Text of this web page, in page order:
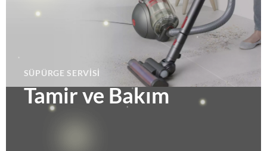
SÜPÜRGE SERVISI
Tamir ve Bakım